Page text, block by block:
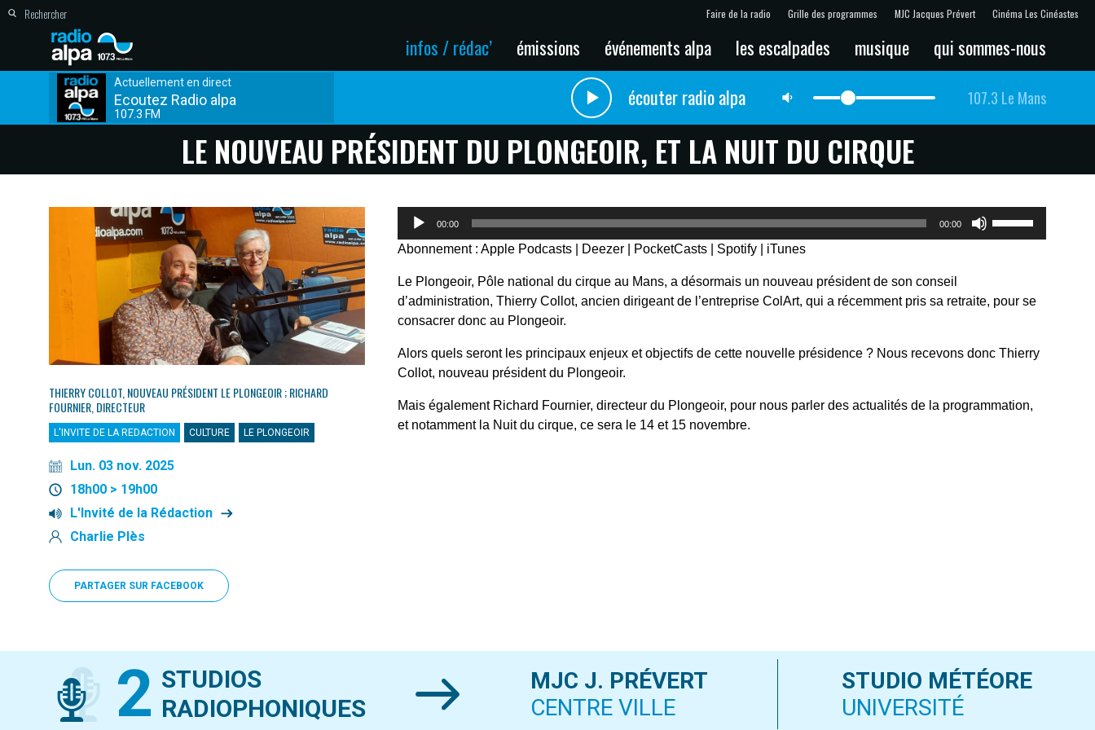
Faire de la radio Grille des programmes MJC Jacques Prévert Cinéma Les Cinéastes
infos / rédac’ émissions événements alpa les escalpades musique qui sommes-nous
Actuellement en direct
Ecoutez Radio alpa
107.3 FM
écouter radio alpa 107.3 Le Mans
LE NOUVEAU PRÉSIDENT DU PLONGEOIR, ET LA NUIT DU CIRQUE
THIERRY COLLOT, NOUVEAU PRÉSIDENT LE PLONGEOIR ; RICHARD
FOURNIER, DIRECTEUR
L'INVITE DE LA REDACTION CULTURE LE PLONGEOIR
Lun. 03 nov. 2025
18h00 > 19h00
L'Invité de la Rédaction
Charlie Plès
PARTAGER SUR FACEBOOK
Lecteur
00:00 00:00
diminuer
Abonnement :Apple Podcasts Deezer PocketCasts Spotify iTunes
Le Plongeoir, Pôle national du cirque au Mans, a désormais un nouveau président de son conseil
d’administration, Thierry Collot, ancien dirigeant de l’entreprise ColArt, qui a récemment pris sa retraite, pour se
consacrer donc au Plongeoir.
Alors quels seront les principaux enjeux et objectifs de cette nouvelle présidence ? Nous recevons donc Thierry
Collot, nouveau président du Plongeoir.
Mais également Richard Fournier, directeur du Plongeoir, pour nous parler des actualités de la programmation,
et notamment la Nuit du cirque, ce sera le 14 et 15 novembre.
2 STUDIOS
RADIOPHONIQUES
MJC J. PRÉVERT
CENTRE VILLE
STUDIO MÉTÉORE
UNIVERSITÉ